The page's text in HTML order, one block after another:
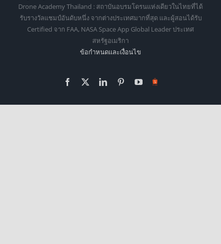
Drone Academy Thailand : สถาบันอบรมโดรนแห่งเดียวในไทยที่ได้
รับรางวัลแชมป์อันดับหนึ่ง จากต่างประเทศมากที่สุด และผู้สอนได้รับ
Certified จาก FAA, NASA Space App Global Leader ประเทศ
สหรัฐอเมริกา
ข้อกำหนดเเละเงื่อนไข